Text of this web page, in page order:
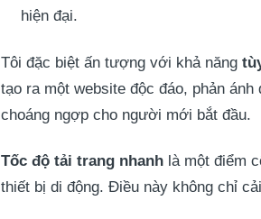
hiện đại.
Tôi đặc biệt ấn tượng với khả năng
tạo ra một website độc đáo, phản
choáng ngợp cho người mới bắt đầu.
Tốc độ tải trang nhanh là một điểm
thiết bị di động. Điều này không chỉ